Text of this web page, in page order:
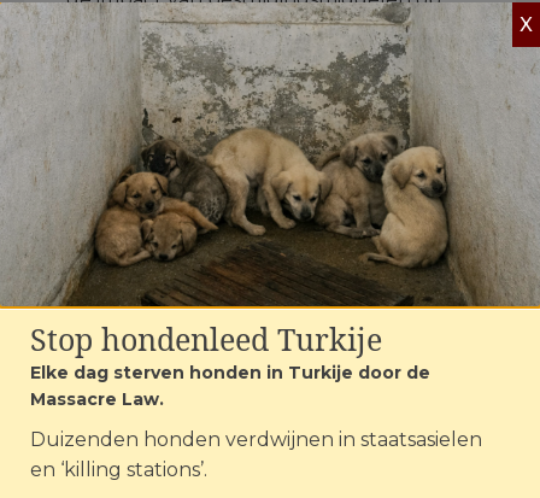
insecten is en hoe lang dit doorwerkt. De
Vlinderstichting heeft gelukkig laten
weten door te gaan met dit ontzettend
belangrijke onderzoek.
"Wetenschappelijke
feiten moeten
gepubliceerd
kunnen worden.”
Maar heel eerlijk: dit zal vooral een
Stop hondenleed Turkije
Elke dag sterven honden in Turkije door de
Massacre Law.
Duizenden honden verdwijnen in staatsasielen
en ‘killing stations’.
X